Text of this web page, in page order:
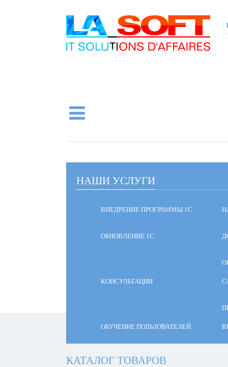
НАШИ УСЛУГИ
ВНЕДРЕНИЕ ПРОГРАММЫ 1С
ОБНОВЛЕНИЕ 1С
КОНСУЛЬТАЦИИ
ОБУЧЕНИЕ ПОЛЬЗОВАТЕЛЕЙ
КАТАЛОГ ТОВАРОВ